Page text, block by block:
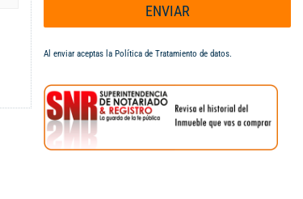
ENVIAR
Al enviar aceptas la Política de Tratamiento de datos.